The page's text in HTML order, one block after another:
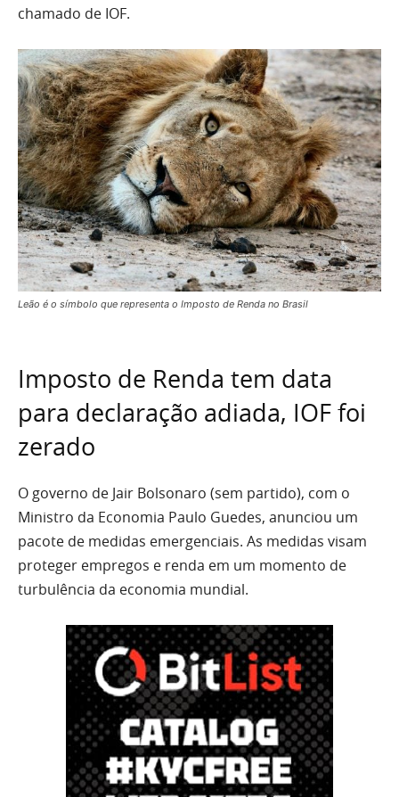
chamado de IOF.
Leão é o símbolo que representa o Imposto de Renda no Brasil
Imposto de Renda tem data
para declaração adiada, IOF foi
zerado
O governo de Jair Bolsonaro (sem partido), com o
Ministro da Economia Paulo Guedes, anunciou um
pacote de medidas emergenciais. As medidas visam
proteger empregos e renda em um momento de
turbulência da economia mundial.